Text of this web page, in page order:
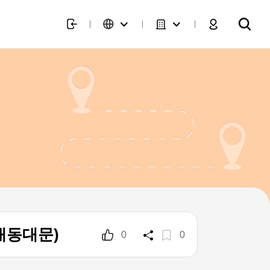
리스노트 현대동대문) 0 0